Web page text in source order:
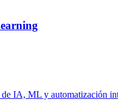
IA, ML y automatización